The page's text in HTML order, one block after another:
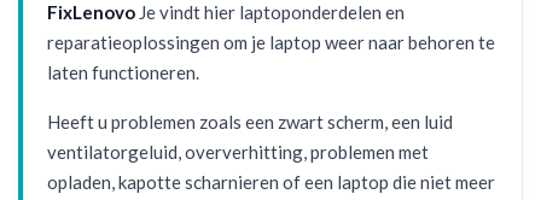
FixLenovo Je vindt hier laptoponderdelen en
reparatieoplossingen om je laptop weer naar behoren te
laten functioneren.
Heeft u problemen zoals een zwart scherm, een luid
ventilatorgeluid, oververhitting, problemen met
opladen, kapotte scharnieren of een laptop die niet meer